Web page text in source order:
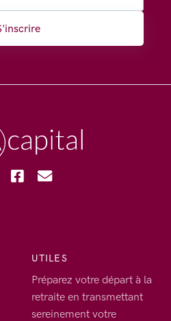
UTILES
Préparez votre départ à la
retraite en transmettant
sereinement votre